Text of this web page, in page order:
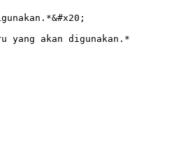
akan digunakan.*